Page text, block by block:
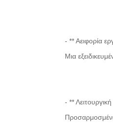
- ** Αειφορία
Μια
- **